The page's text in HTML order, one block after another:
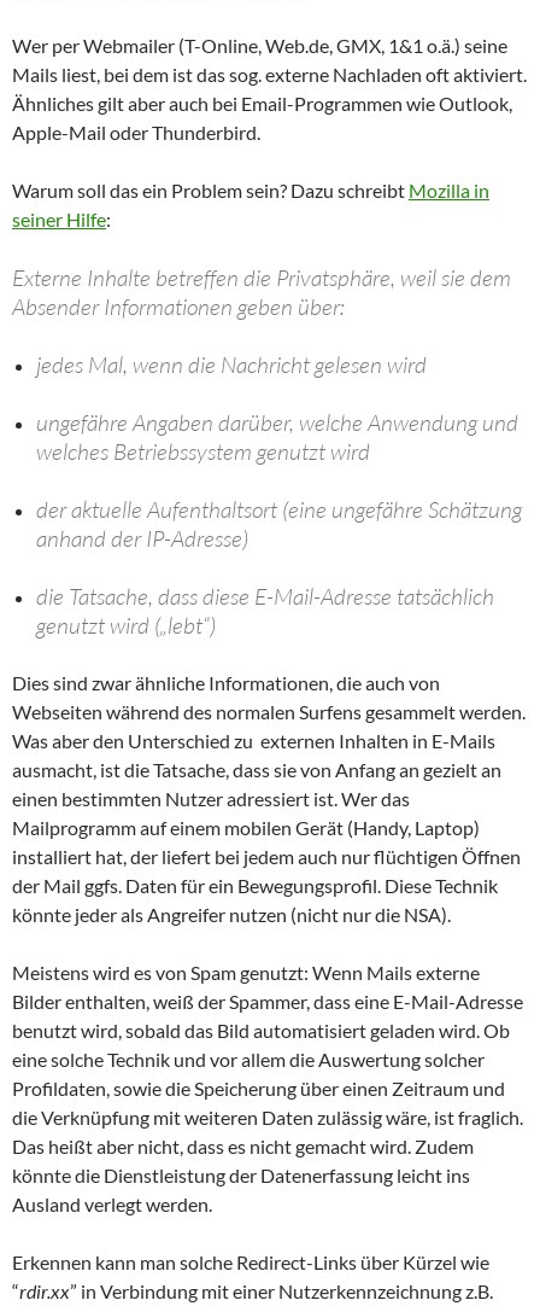
Wer per Webmailer (T-Online, Web.de, GMX, 1&1 o.ä.) seine
Mails liest, bei dem ist das sog. externe Nachladen oft aktiviert.
Ähnliches gilt aber auch bei Email-Programmen wie Outlook,
Apple-Mail oder Thunderbird.
Warum soll das ein Problem sein? Dazu schreibt Mozilla in
seiner Hilfe:
Externe Inhalte betreffen die Privatsphäre, weil sie dem
Absender Informationen geben über:
jedes Mal, wenn die Nachricht gelesen wird
ungefähre Angaben darüber, welche Anwendung und
welches Betriebssystem genutzt wird
der aktuelle Aufenthaltsort (eine ungefähre Schätzung
anhand der IP-Adresse)
die Tatsache, dass diese E-Mail-Adresse tatsächlich
genutzt wird („lebt“)
Dies sind zwar ähnliche Informationen, die auch von
Webseiten während des normalen Surfens gesammelt werden.
Was aber den Unterschied zu externen Inhalten in E-Mails
ausmacht, ist die Tatsache, dass sie von Anfang an gezielt an
einen bestimmten Nutzer adressiert ist. Wer das
Mailprogramm auf einem mobilen Gerät (Handy, Laptop)
installiert hat, der liefert bei jedem auch nur flüchtigen Öffnen
der Mail ggfs. Daten für ein Bewegungsprofil. Diese Technik
könnte jeder als Angreifer nutzen (nicht nur die NSA).
Meistens wird es von Spam genutzt: Wenn Mails externe
Bilder enthalten, weiß der Spammer, dass eine E-Mail-Adresse
benutzt wird, sobald das Bild automatisiert geladen wird. Ob
eine solche Technik und vor allem die Auswertung solcher
Profildaten, sowie die Speicherung über einen Zeitraum und
die Verknüpfung mit weiteren Daten zulässig wäre, ist fraglich.
Das heißt aber nicht, dass es nicht gemacht wird. Zudem
könnte die Dienstleistung der Datenerfassung leicht ins
Ausland verlegt werden.
Erkennen kann man solche Redirect-Links über Kürzel wie
“rdir.xx” in Verbindung mit einer Nutzerkennzeichnung z.B.